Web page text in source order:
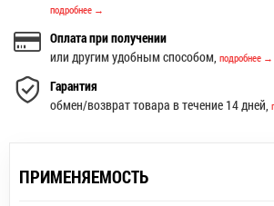
подробнее →
Оплата при получении
или другим удобным способом, подробнее →
Гарантия
обмен/возврат товара в течение 14 дней,
ПРИМЕНЯЕМОСТЬ